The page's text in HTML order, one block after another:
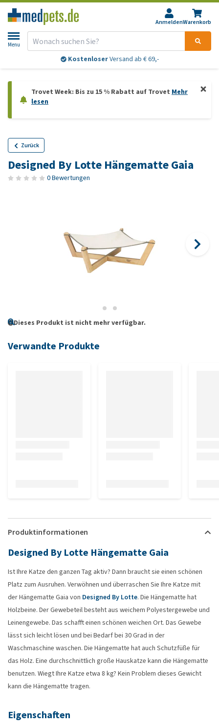
AnmeldenWarenkorb
Menu
KostenloserVersand ab € 69,-
Trovet Week: Bis zu 15 % Rabatt auf Trovet Mehr
lesen
Zurück
Designed By Lotte Hängematte Gaia
0 Bewertungen
Dieses Produkt ist nicht mehr verfügbar.
Verwandte Produkte
Produktinformationen
Designed By Lotte Hängematte Gaia
Ist Ihre Katze den ganzen Tag aktiv? Dann braucht sie einen schönen
Platz zum Ausruhen. Verwöhnen und überraschen Sie Ihre Katze mit
der Hängematte Gaia von Designed By Lotte. Die Hängematte hat
Holzbeine. Der Gewebeteil besteht aus weichem Polyestergewebe und
Leinengewebe. Das schafft einen schönen weichen Ort. Das Gewebe
lässt sich leicht lösen und bei Bedarf bei 30 Grad in der
Waschmaschine waschen. Die Hängematte hat auch Schutzfüße für
das Holz. Eine durchschnittlich große Hauskatze kann die Hängematte
benutzen. Wiegt Ihre Katze etwa 8 kg? Kein Problem dieses Gewicht
kann die Hängematte tragen.
Eigenschaften